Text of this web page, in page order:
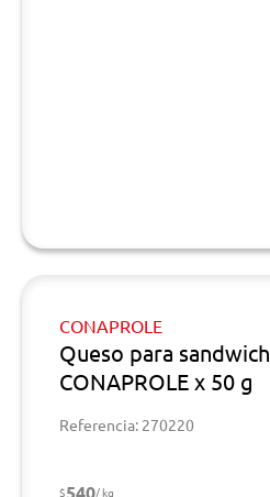
CONAPROLE
Queso para sandwich
CONAPROLE x 50 g
Referencia: 270220
$540/ kg